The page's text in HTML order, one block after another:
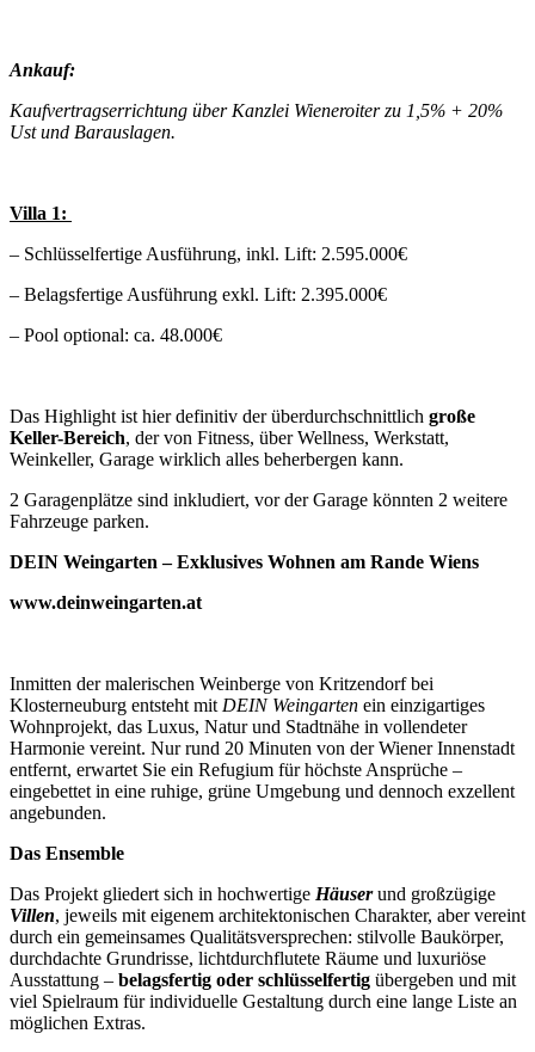
Ankauf:
Kaufvertragserrichtung über Kanzlei Wieneroiter zu 1,5% + 20%
Ust und Barauslagen.
Villa 1:
– Schlüsselfertige Ausführung, inkl. Lift: 2.595.000€
– Belagsfertige Ausführung exkl. Lift: 2.395.000€
– Pool optional: ca. 48.000€
Das Highlight ist hier definitiv der überdurchschnittlich große
Keller-Bereich, der von Fitness, über Wellness, Werkstatt,
Weinkeller, Garage wirklich alles beherbergen kann.
2 Garagenplätze sind inkludiert, vor der Garage könnten 2 weitere
Fahrzeuge parken.
DEIN Weingarten – Exklusives Wohnen am Rande Wiens
www.deinweingarten.at
Inmitten der malerischen Weinberge von Kritzendorf bei
Klosterneuburg entsteht mit DEIN Weingarten ein einzigartiges
Wohnprojekt, das Luxus, Natur und Stadtnähe in vollendeter
Harmonie vereint. Nur rund 20 Minuten von der Wiener Innenstadt
entfernt, erwartet Sie ein Refugium für höchste Ansprüche –
eingebettet in eine ruhige, grüne Umgebung und dennoch exzellent
angebunden.
Das Ensemble
Das Projekt gliedert sich in hochwertige Häuser und großzügige
Villen, jeweils mit eigenem architektonischen Charakter, aber vereint
durch ein gemeinsames Qualitätsversprechen: stilvolle Baukörper,
durchdachte Grundrisse, lichtdurchflutete Räume und luxuriöse
Ausstattung – belagsfertig oder schlüsselfertig übergeben und mit
viel Spielraum für individuelle Gestaltung durch eine lange Liste an
möglichen Extras.